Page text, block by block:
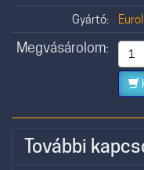
Gyártó:
Eurol
Megvásárolom:
További